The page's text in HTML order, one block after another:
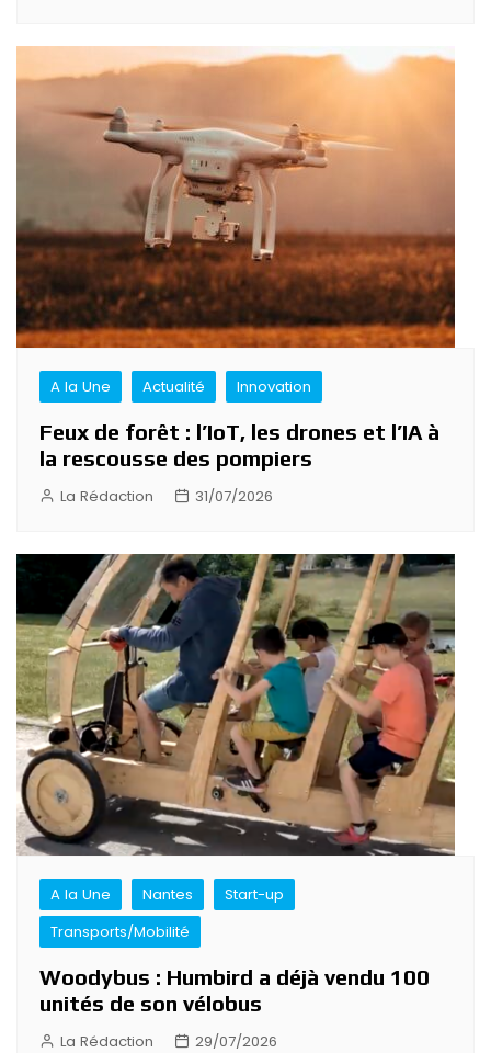
A la Une Actualité Innovation
Feux de forêt : l’IoT, les drones et l’IA à
la rescousse des pompiers
La Rédaction 31/07/2026
A la Une Nantes
Start-up
Transports/Mobilité
Woodybus : Humbird a déjà vendu 100
unités de son vélobus
La Rédaction 29/07/2026